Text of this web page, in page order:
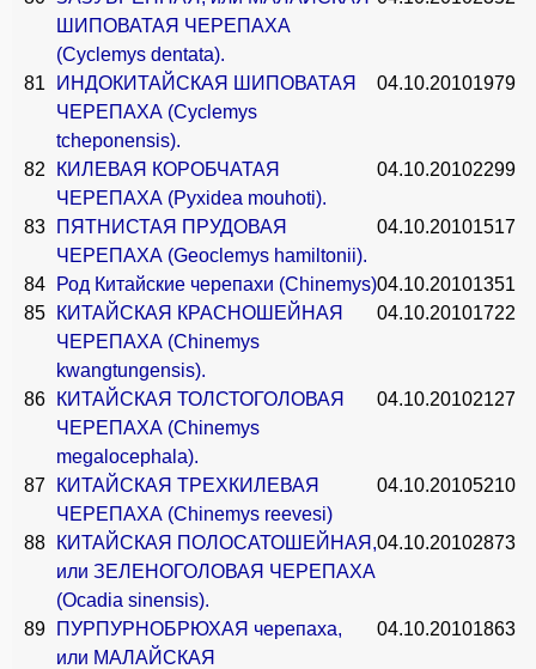
ШИПОВАТАЯ ЧЕРЕПАХА
(Cyclemys dentata).
81
ИНДОКИТАЙСКАЯ ШИПОВАТАЯ
ЧЕРЕПАХА (Cyclemys
tcheponensis).
04.10.20101979
82
КИЛЕВАЯ КОРОБЧАТАЯ
ЧЕРЕПАХА (Pyxidea mouhoti).
04.10.20102299
83
ПЯТНИСТАЯ ПРУДОВАЯ
ЧЕРЕПАХА (Geoclemys hamiltonii).
04.10.20101517
84 Род Китайские черепахи (Chinemys)04.10.20101351
85
КИТАЙСКАЯ КРАСНОШЕЙНАЯ
ЧЕРЕПАХА (Chinemys
kwangtungensis).
04.10.20101722
86
КИТАЙСКАЯ ТОЛСТОГОЛОВАЯ
ЧЕРЕПАХА (Chinemys
megalocephala).
04.10.20102127
87
КИТАЙСКАЯ ТРЕХКИЛЕВАЯ
ЧЕРЕПАХА (Chinemys reevesi)
04.10.20105210
88
КИТАЙСКАЯ ПОЛОСАТОШЕЙНАЯ,
или ЗЕЛЕНОГОЛОВАЯ ЧЕРЕПАХА
(Ocadia sinensis).
04.10.20102873
89
ПУРПУРНОБРЮХАЯ черепаха,
или МАЛАЙСКАЯ
04.10.20101863